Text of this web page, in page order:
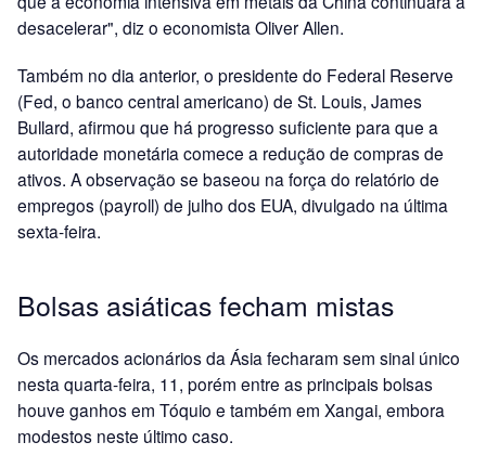
desacelerar", diz o economista Oliver Allen.
Também no dia anterior, o presidente do Federal Reserve
(Fed, o banco central americano) de St. Louis, James
Bullard, afirmou que há progresso suficiente para que a
autoridade monetária comece a redução de compras de
ativos. A observação se baseou na força do relatório de
empregos (payroll) de julho dos EUA, divulgado na última
sexta-feira.
Bolsas asiáticas fecham mistas
Os mercados acionários da Ásia fecharam sem sinal único
nesta quarta-feira, 11, porém entre as principais bolsas
houve ganhos em Tóquio e também em Xangai, embora
modestos neste último caso.